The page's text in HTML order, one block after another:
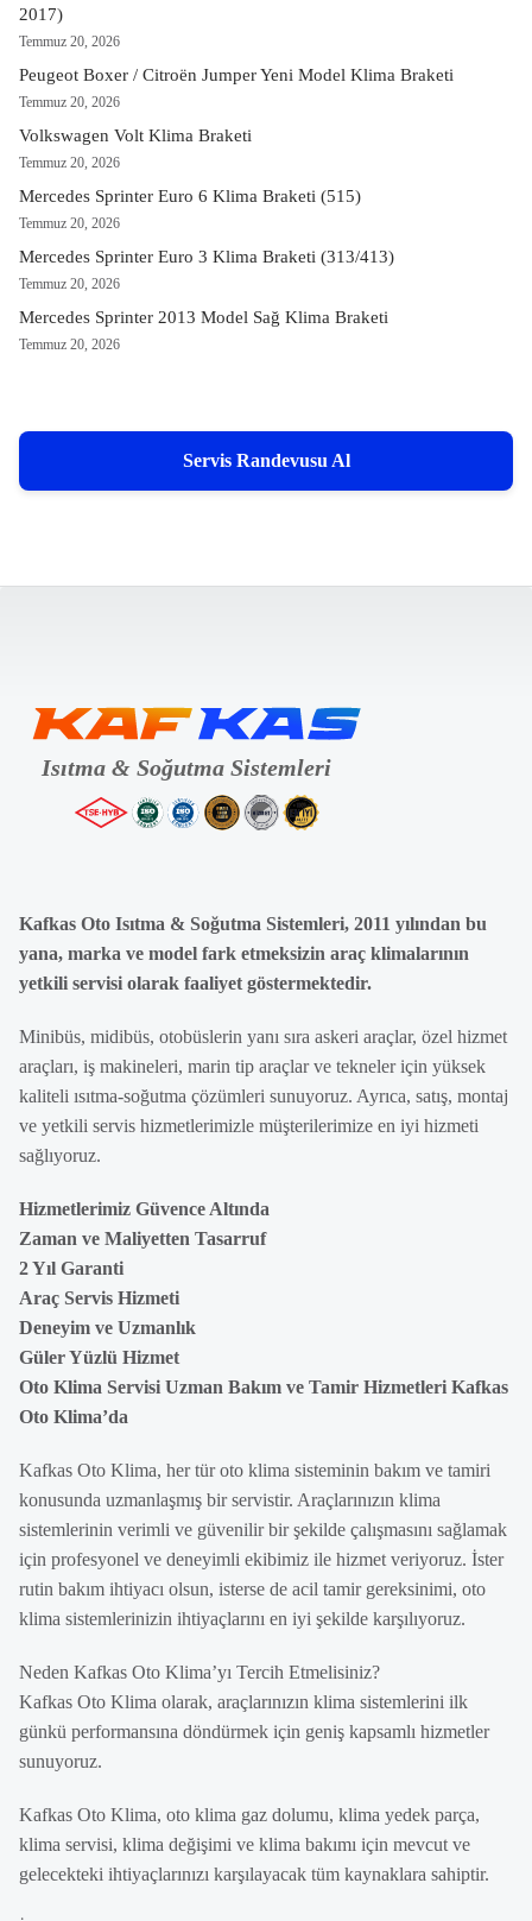
2017)
Temmuz 20, 2026
Peugeot Boxer / Citroën Jumper Yeni Model Klima Braketi
Temmuz 20, 2026
Volkswagen Volt Klima Braketi
Temmuz 20, 2026
Mercedes Sprinter Euro 6 Klima Braketi (515)
Temmuz 20, 2026
Mercedes Sprinter Euro 3 Klima Braketi (313/413)
Temmuz 20, 2026
Mercedes Sprinter 2013 Model Sağ Klima Braketi
Temmuz 20, 2026
Servis Randevusu Al
Kafkas Oto Isıtma & Soğutma Sistemleri, 2011 yılından bu
yana, marka ve model fark etmeksizin araç klimalarının
yetkili servisi olarak faaliyet göstermektedir.
Minibüs, midibüs, otobüslerin yanı sıra askeri araçlar, özel hizmet
araçları, iş makineleri, marin tip araçlar ve tekneler için yüksek
kaliteli ısıtma-soğutma çözümleri sunuyoruz. Ayrıca, satış, montaj
ve yetkili servis hizmetlerimizle müşterilerimize en iyi hizmeti
sağlıyoruz.
Hizmetlerimiz Güvence Altında
Zaman ve Maliyetten Tasarruf
2 Yıl Garanti
Araç Servis Hizmeti
Deneyim ve Uzmanlık
Güler Yüzlü Hizmet
Oto Klima Servisi Uzman Bakım ve Tamir Hizmetleri Kafkas
Oto Klima’da
Kafkas Oto Klima, her tür oto klima sisteminin bakım ve tamiri
konusunda uzmanlaşmış bir servistir. Araçlarınızın klima
sistemlerinin verimli ve güvenilir bir şekilde çalışmasını sağlamak
için profesyonel ve deneyimli ekibimiz ile hizmet veriyoruz. İster
rutin bakım ihtiyacı olsun, isterse de acil tamir gereksinimi, oto
klima sistemlerinizin ihtiyaçlarını en iyi şekilde karşılıyoruz.
Neden Kafkas Oto Klima’yı Tercih Etmelisiniz?
Kafkas Oto Klima olarak, araçlarınızın klima sistemlerini ilk
günkü performansına döndürmek için geniş kapsamlı hizmetler
sunuyoruz.
Kafkas Oto Klima, oto klima gaz dolumu, klima yedek parça,
klima servisi, klima değişimi ve klima bakımı için mevcut ve
gelecekteki ihtiyaçlarınızı karşılayacak tüm kaynaklara sahiptir.